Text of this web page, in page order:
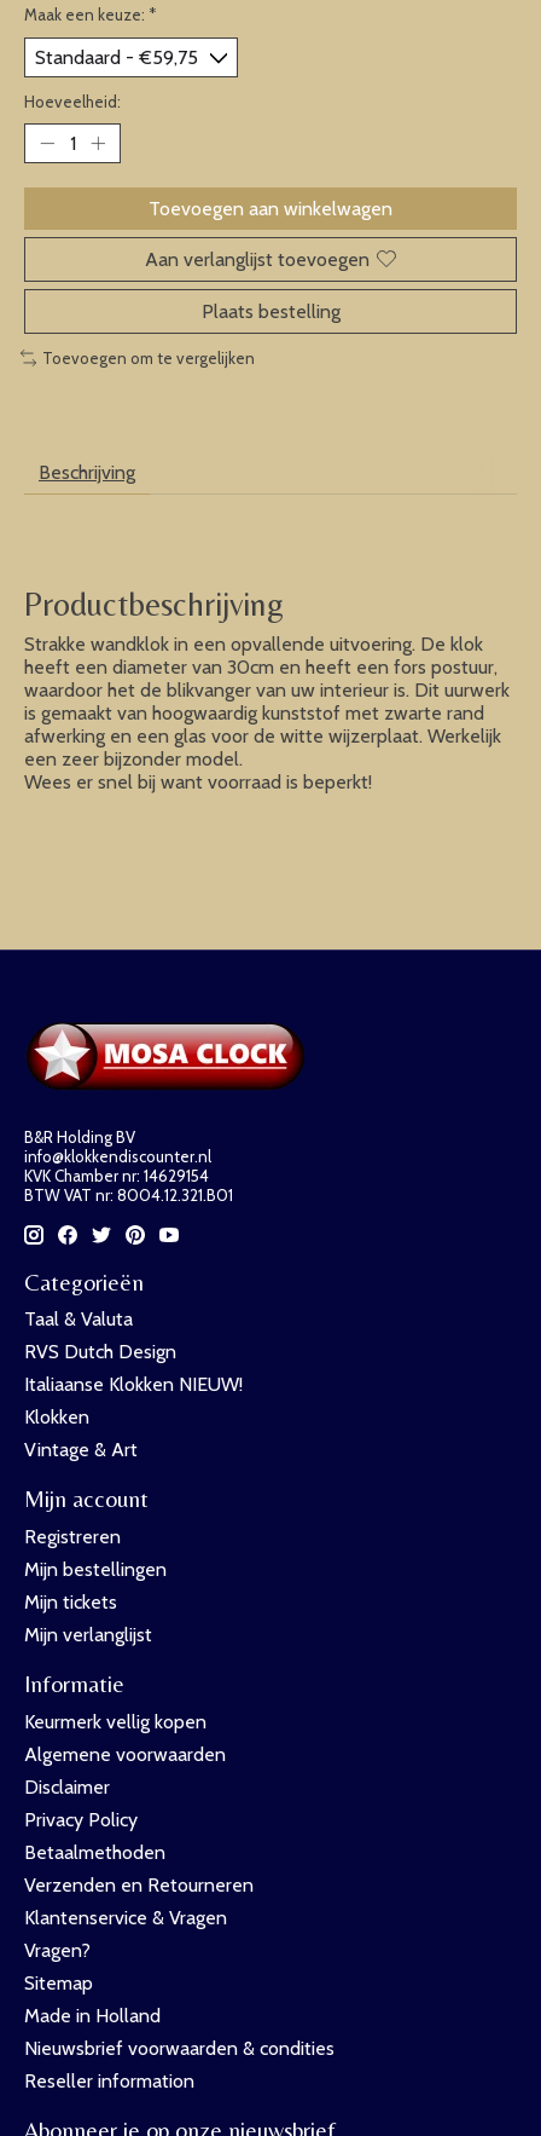
Maak een keuze: *
Hoeveelheid:
Toevoegen aan winkelwagen
Aan verlanglijst toevoegen
Plaats bestelling
Toevoegen om te vergelijken
Beschrijving
Productbeschrijving
Strakke wandklok in een opvallende uitvoering. De klok
heeft een diameter van 30cm en heeft een fors postuur,
waardoor het de blikvanger van uw interieur is. Dit uurwerk
is gemaakt van hoogwaardig kunststof met zwarte rand
afwerking en een glas voor de witte wijzerplaat. Werkelijk
een zeer bijzonder model.
Wees er snel bij want voorraad is beperkt!
B&R Holding BV
info@klokkendiscounter.nl
KVK Chamber nr: 14629154
BTW VAT nr: 8004.12.321.B01
Categorieën
Taal & Valuta
RVS Dutch Design
Italiaanse Klokken NIEUW!
Klokken
Vintage & Art
Mijn account
Registreren
Mijn bestellingen
Mijn tickets
Mijn verlanglijst
Informatie
Keurmerk vellig kopen
Algemene voorwaarden
Disclaimer
Privacy Policy
Betaalmethoden
Verzenden en Retourneren
Klantenservice & Vragen
Vragen?
Sitemap
Made in Holland
Nieuwsbrief voorwaarden & condities
Reseller information
Abonneer je op onze nieuwsbrief